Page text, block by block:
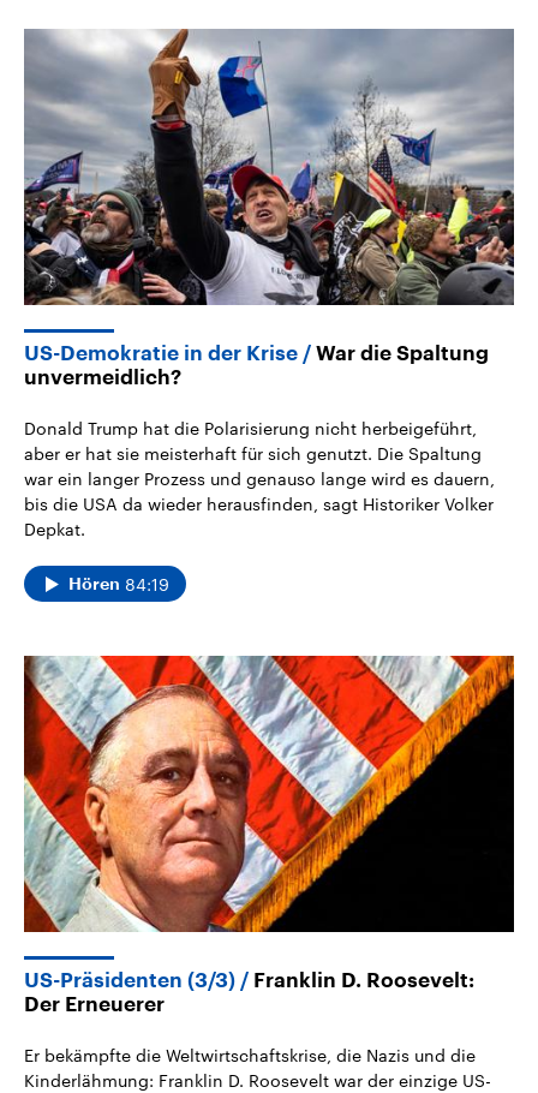
US-Demokratie in der Krise
War die Spaltung
unvermeidlich?
Donald Trump hat die Polarisierung nicht herbeigeführt,
aber er hat sie meisterhaft für sich genutzt. Die Spaltung
war ein langer Prozess und genauso lange wird es dauern,
bis die USA da wieder herausfinden, sagt Historiker Volker
Depkat.
Hören 84:19
US-Präsidenten (3/3)
Franklin D. Roosevelt:
Der Erneuerer
Er bekämpfte die Weltwirtschaftskrise, die Nazis und die
Kinderlähmung: Franklin D. Roosevelt war der einzige US-